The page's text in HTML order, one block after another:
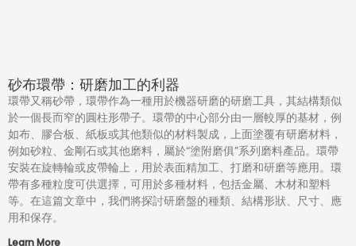
砂布環帶：研磨加工的利器
環帶又稱砂帶，環帶作為一種用於機器研磨的研磨工具，其結構類似
於一個長而窄的圓柱形帶子。環帶的中心部分由一層較厚的基材，例
如布、膠合板、紙板或其他類似的材料製成，上面塗覆有研磨材料，
例如砂粒、金剛石或其他磨料，屬於“塗附磨俱”系列磨料產品。環帶
安裝在旋轉輪或皮帶輪上，用於表面精加工、打磨和研磨等應用。環
帶有多種粒度可供選擇，可用於多種材料，包括金屬、木材和塑料
等。在這篇文章中，我們將探討研磨盤的種類、結構形狀、尺寸、應
用和保存。
Learn More